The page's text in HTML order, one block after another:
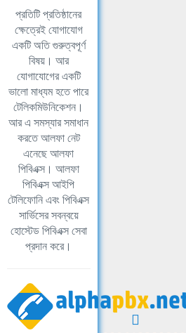
প্রতিটি প্রতিষ্ঠানের
ক্ষেত্রেই যোগাযোগ
একটি অতি গুরুত্বপূর্ণ
বিষয়। আর
যোগাযোগের একটি
ভালো মাধ্যম হতে পারে
টেলিকমিউনিকেশন।
আর এ সমস্যার সমাধান
করতে আলফা নেট
এনেছে আলফা
পিবিএক্স। আলফা
পিবিএক্স আইপি
টেলিফোনি এবং পিবিএক্স
সার্ভিসের সবন্বয়ে
হোস্টেড পিবিএক্স সেবা
প্রদান করে।